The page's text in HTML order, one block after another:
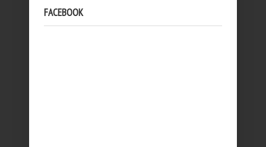
FACEBOOK